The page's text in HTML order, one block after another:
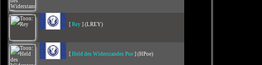
[ Rey ] (LREY)
[ Held des Widerstandes Poe ] (HPoe)